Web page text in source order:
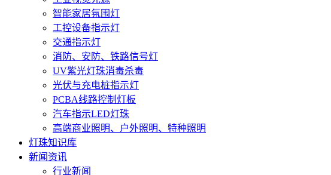
智能家居氛围灯
工控设备指示灯
交通指示灯
消防、安防、铁路信号灯
UV紫光灯珠消毒杀毒
光伏与充电桩指示灯
PCBA线路控制灯板
汽车指示LED灯珠
高端商业照明、户外照明、特种照明
灯珠知识库
新闻资讯
行业新闻